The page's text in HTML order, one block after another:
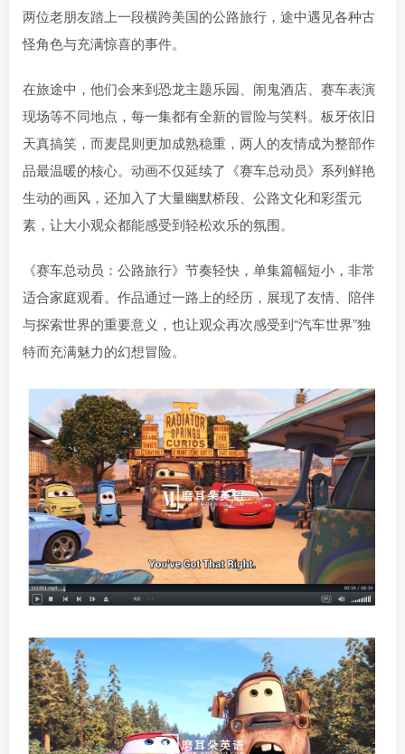
两位老朋友踏上一段横跨美国的公路旅行，途中遇见各种古
怪角色与充满惊喜的事件。
在旅途中，他们会来到恐龙主题乐园、闹鬼酒店、赛车表演
现场等不同地点，每一集都有全新的冒险与笑料。板牙依旧
天真搞笑，而麦昆则更加成熟稳重，两人的友情成为整部作
品最温暖的核心。动画不仅延续了《赛车总动员》系列鲜艳
生动的画风，还加入了大量幽默桥段、公路文化和彩蛋元
素，让大小观众都能感受到轻松欢乐的氛围。
《赛车总动员：公路旅行》节奏轻快，单集篇幅短小，非常
适合家庭观看。作品通过一路上的经历，展现了友情、陪伴
与探索世界的重要意义，也让观众再次感受到“汽车世界”独
特而充满魅力的幻想冒险。